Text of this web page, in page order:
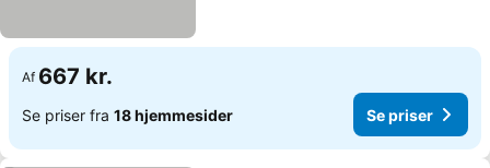
Af 667 kr.
Se priser fra 18 hjemmesider Se priser